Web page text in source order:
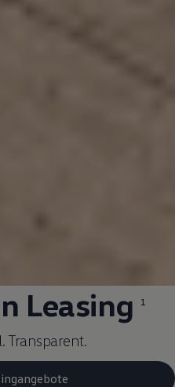
Leasing 1
Transparent.